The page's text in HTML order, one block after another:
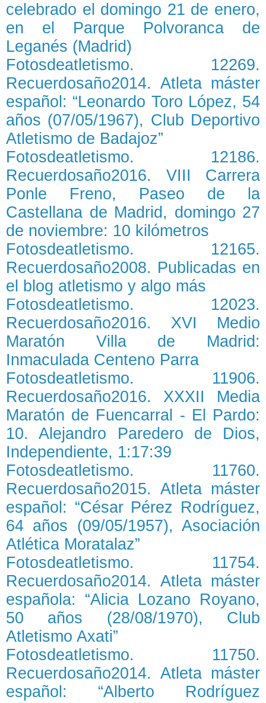
celebrado el domingo 21 de enero,
en el Parque Polvoranca de
Leganés (Madrid)
Fotosdeatletismo. 12269.
Recuerdosaño2014. Atleta máster
español: “Leonardo Toro López, 54
años (07/05/1967), Club Deportivo
Atletismo de Badajoz”
Fotosdeatletismo. 12186.
Recuerdosaño2016. VIII Carrera
Ponle Freno, Paseo de la
Castellana de Madrid, domingo 27
de noviembre: 10 kilómetros
Fotosdeatletismo. 12165.
Recuerdosaño2008. Publicadas en
el blog atletismo y algo más
Fotosdeatletismo. 12023.
Recuerdosaño2016. XVI Medio
Maratón Villa de Madrid:
Inmaculada Centeno Parra
Fotosdeatletismo. 11906.
Recuerdosaño2016. XXXII Media
Maratón de Fuencarral - El Pardo:
10. Alejandro Paredero de Dios,
Independiente, 1:17:39
Fotosdeatletismo. 11760.
Recuerdosaño2015. Atleta máster
español: “César Pérez Rodríguez,
64 años (09/05/1957), Asociación
Atlética Moratalaz”
Fotosdeatletismo. 11754.
Recuerdosaño2014. Atleta máster
española: “Alicia Lozano Royano,
50 años (28/08/1970), Club
Atletismo Axati”
Fotosdeatletismo. 11750.
Recuerdosaño2014. Atleta máster
español: “Alberto Rodríguez